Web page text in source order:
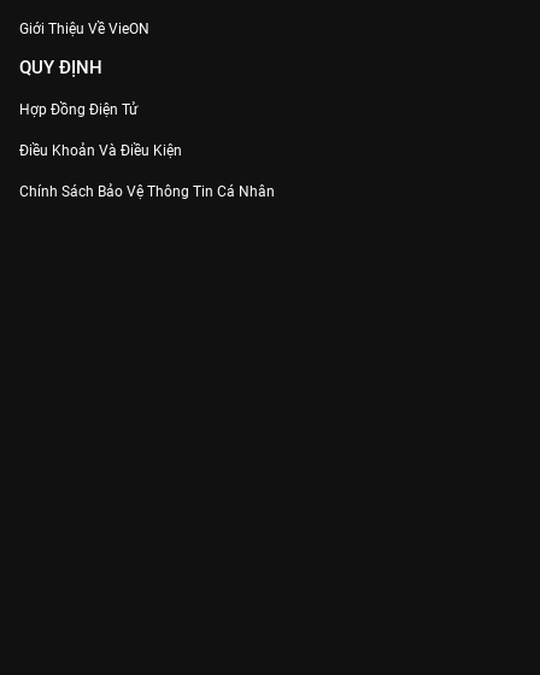
Giới Thiệu Về VieON
QUY ĐỊNH
Hợp Đồng Điện Tử
Điều Khoản Và Điều Kiện
Chính Sách Bảo Vệ Thông Tin Cá Nhân